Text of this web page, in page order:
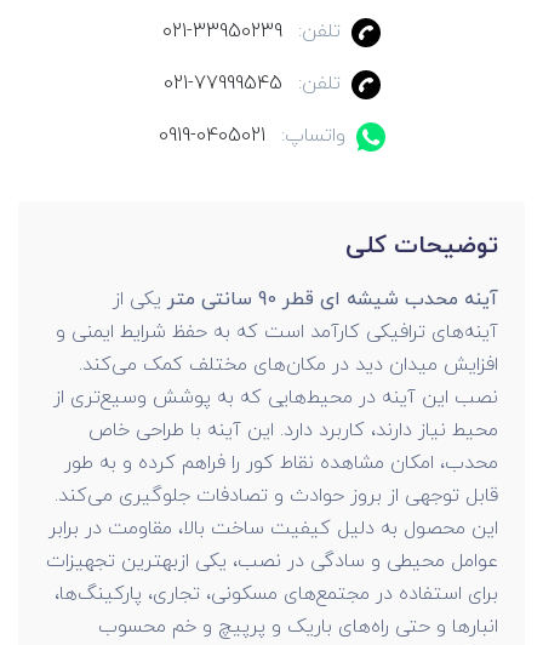
تلفن:
021-33950239
تلفن:
021-77999545
واتساپ:
0919-0405021
توضیحات کلی
آینه محدب شیشه ای قطر 90 سانتی متر
یکی از
آینه‌های ترافیکی کارآمد است که به حفظ شرایط ایمنی و
افزایش میدان دید در مکان‌های مختلف کمک می‌کند.
نصب این آینه در محیط‌هایی که به پوشش وسیع‌تری از
محیط نیاز دارند، کاربرد دارد. این آینه با طراحی خاص
محدب، امکان مشاهده نقاط کور را فراهم کرده و به طور
قابل توجهی از بروز حوادث و تصادفات جلوگیری می‌کند.
این محصول به دلیل کیفیت ساخت بالا، مقاومت در برابر
عوامل محیطی و سادگی در نصب، یکی ازبهترین تجهیزات
برای استفاده در مجتمع‌های مسکونی، تجاری، پارکینگ‌ها،
انبارها و حتی راه‌های باریک و پرپیچ و خم محسوب